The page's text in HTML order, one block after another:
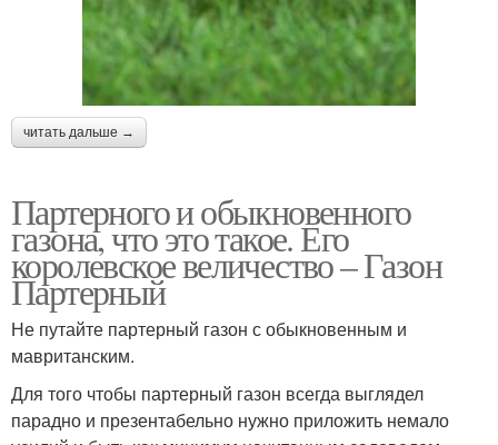
читать дальше →
Партерного и обыкновенного
газона, что это такое. Его
королевское величество – Газон
Партерный
Не путайте партерный газон с обыкновенным и
мавританским.
Для того чтобы партерный газон всегда выглядел
парадно и презентабельно нужно приложить немало